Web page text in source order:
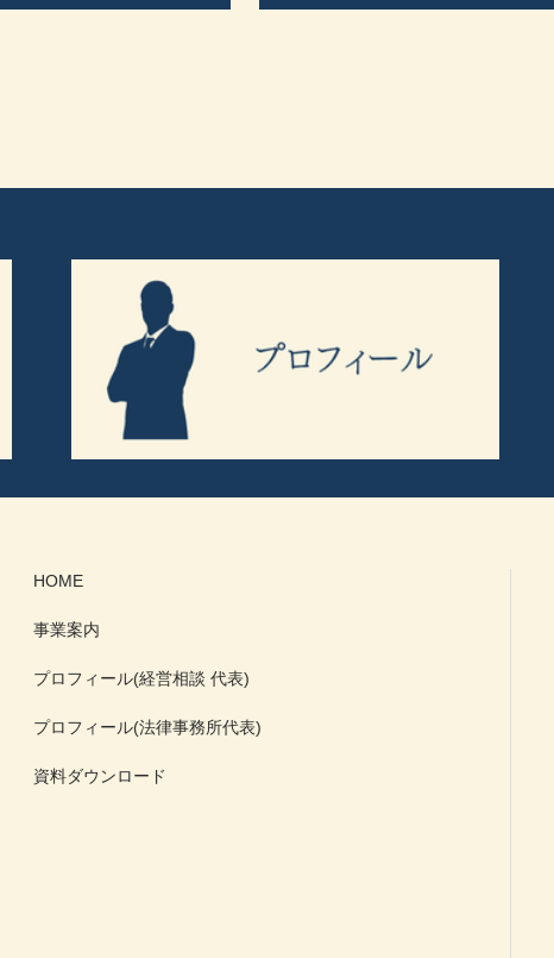
HOME
事業案内
プロフィール(経営相談 代表)
プロフィール(法律事務所代表)
資料ダウンロード